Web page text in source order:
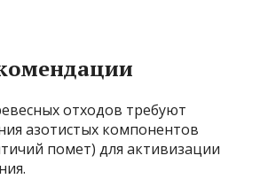
отходов требуют
азотистых компонентов
помет) для активизации